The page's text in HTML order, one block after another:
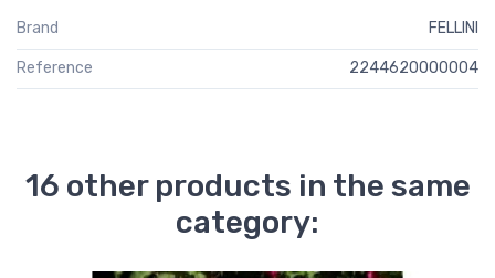
Brand FELLINI
Reference 2244620000004
16 other products in the same
category: